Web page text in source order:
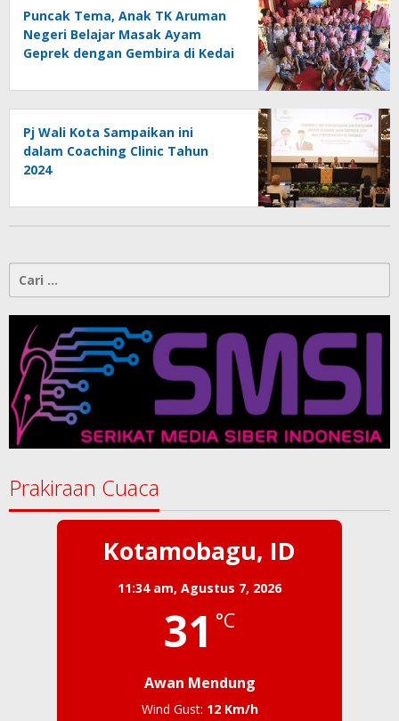
Puncak Tema, Anak TK Aruman
Negeri Belajar Masak Ayam
Geprek dengan Gembira di Kedai
Pj Wali Kota Sampaikan ini
dalam Coaching Clinic Tahun
2024
Cari
untuk:
Prakiraan Cuaca
Kotamobagu, ID
11:34 am, Agustus 7, 2026
31 °C
Awan Mendung
Wind Gust: 12 Km/h